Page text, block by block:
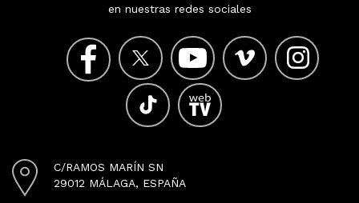
en nuestras redes sociales
C/RAMOS MARÍN SN
29012 MÁLAGA, ESPAÑA